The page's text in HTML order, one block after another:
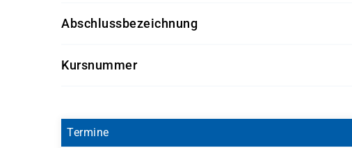
Studienbewerberinnen und -bewerber, die ein
Akademikerinnen und Akademiker, die ein C1-
Abschlussbezeichnung
Kursnummer
Termine